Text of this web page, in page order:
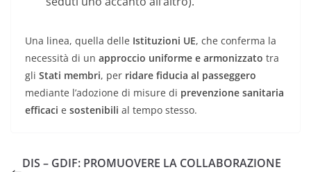
Una linea, quella delle Istituzioni UE, che conferma la
necessità di un approccio uniforme e armonizzato tra
gli Stati membri, per ridare fiducia al passeggero
mediante l’adozione di misure di prevenzione sanitaria
efficaci e sostenibili al tempo stesso.
DIS – GDIF: PROMUOVERE LA COLLABORAZIONE